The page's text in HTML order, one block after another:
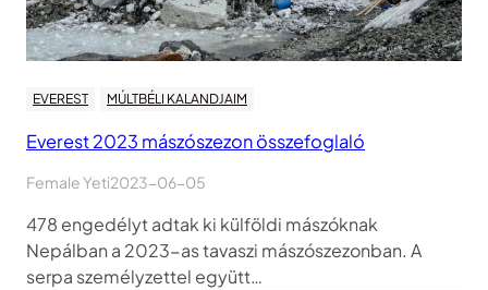
EVEREST MÚLTBÉLI KALANDJAIM
Everest 2023 mászószezon összefoglaló
Female Yeti2023-06-05
478 engedélyt adtak ki külföldi mászóknak
Nepálban a 2023-as tavaszi mászószezonban. A
serpa személyzettel együtt…